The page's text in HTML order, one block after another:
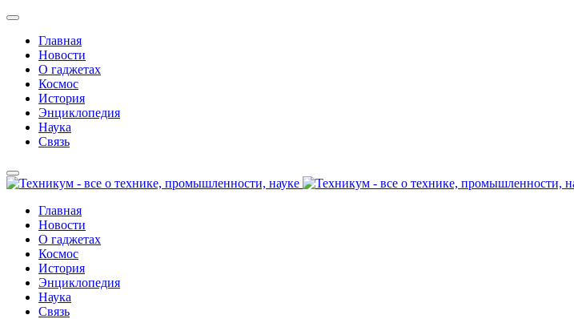
Главная
Новости
О гаджетах
Космос
История
Энциклопедия
Наука
Связь
Главная
Новости
О гаджетах
Космос
История
Энциклопедия
Наука
Связь